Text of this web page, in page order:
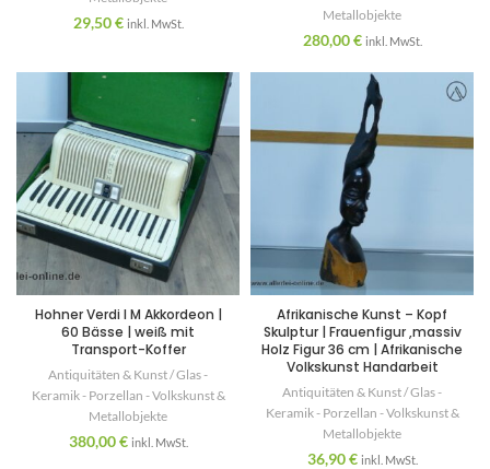
29,50€ inkl. MwSt.
Metallobjekte
280,00€ inkl. MwSt.
Hohner Verdi I M Akkordeon |
60 Bässe | weiß mit
Transport-Koffer
Antiquitäten & Kunst / Glas -
Keramik - Porzellan - Volkskunst &
Metallobjekte
380,00€ inkl. MwSt.
Afrikanische Kunst – Kopf
Skulptur | Frauenfigur ,massiv
Holz Figur 36 cm | Afrikanische
Volkskunst Handarbeit
Antiquitäten & Kunst / Glas -
Keramik - Porzellan - Volkskunst &
Metallobjekte
36,90€ inkl. MwSt.